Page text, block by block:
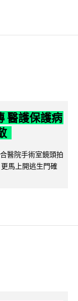
醫護保護病
醫院手術室鏡頭拍
馬上開逃生門確